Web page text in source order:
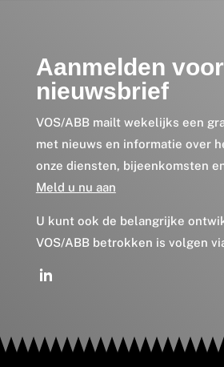
Aanmelden
nieuwsbrief
VOS/ABB mailt wekelijks een
met nieuws en informatie over
onze diensten, bijeenkomsten
Meld u nu aan
U kunt ook de belangrijke
VOS/ABB betrokken is volgen